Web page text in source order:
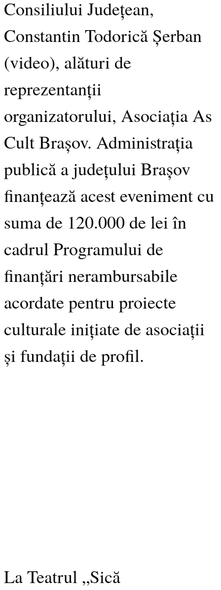
Consiliului Județean,
Constantin Todorică Șerban
(video), alături de
reprezentanții
organizatorului, Asociația As
Cult Brașov. Administrația
publică a județului Brașov
finanțează acest eveniment cu
suma de 120.000 de lei în
cadrul Programului de
finanțări nerambursabile
acordate pentru proiecte
culturale inițiate de asociații
și fundații de profil.
La Teatrul „Sică